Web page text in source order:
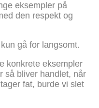
eksempler på
den respekt og
gå for langsomt.
konkrete eksempler
så bliver handlet, når
fat, burde vi slet